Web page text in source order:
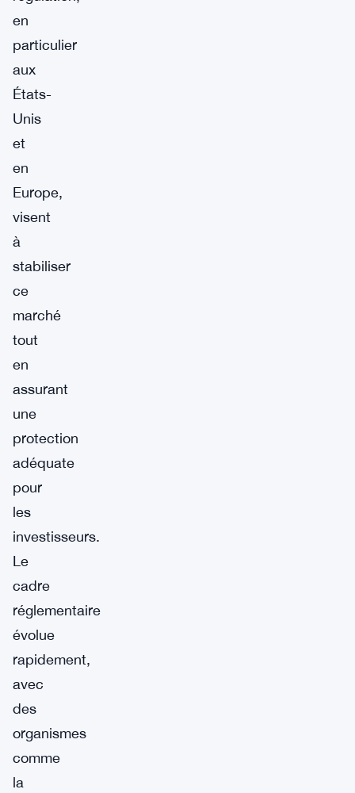
en
particulier
aux
États-
Unis
et
en
Europe,
visent
à
stabiliser
ce
marché
tout
en
assurant
une
protection
adéquate
pour
les
investisseurs.
Le
cadre
réglementaire
évolue
rapidement,
avec
des
organismes
comme
la